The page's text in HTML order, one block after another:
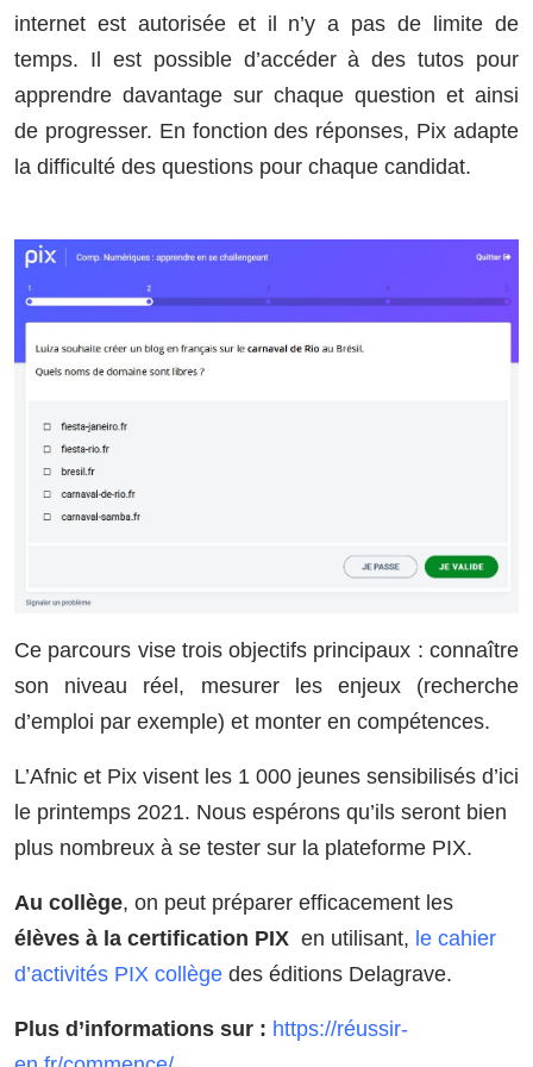
internet est autorisée et il n’y a pas de limite de
temps. Il est possible d’accéder à des tutos pour
apprendre davantage sur chaque question et ainsi
de progresser. En fonction des réponses, Pix adapte
la difficulté des questions pour chaque candidat.
Ce parcours vise trois objectifs principaux : connaître
son niveau réel, mesurer les enjeux (recherche
d’emploi par exemple) et monter en compétences.
L’Afnic et Pix visent les 1 000 jeunes sensibilisés d’ici
le printemps 2021. Nous espérons qu’ils seront bien
plus nombreux à se tester sur la plateforme PIX.
Au collège, on peut préparer efficacement les
élèves à la certification PIX en utilisant, le cahier
d’activités PIX collège des éditions Delagrave.
Plus d’informations sur : https://réussir-